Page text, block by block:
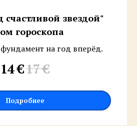
звездой"
гороскопа
на год вперёд.
14€17€
Подробнее